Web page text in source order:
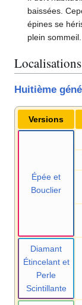
baissées.
épines se
plein sommeil.
Localisations
Huitième
Versions
Épée et
Bouclier
Diamant
Étincelant et
Perle
Scintillante